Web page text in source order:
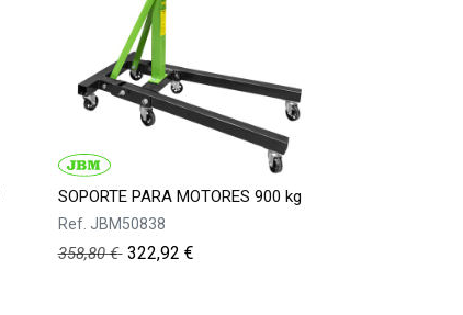
SOPORTE PARA MOTORES 900 kg
Ref. JBM50838
358,80€ 322,92 €